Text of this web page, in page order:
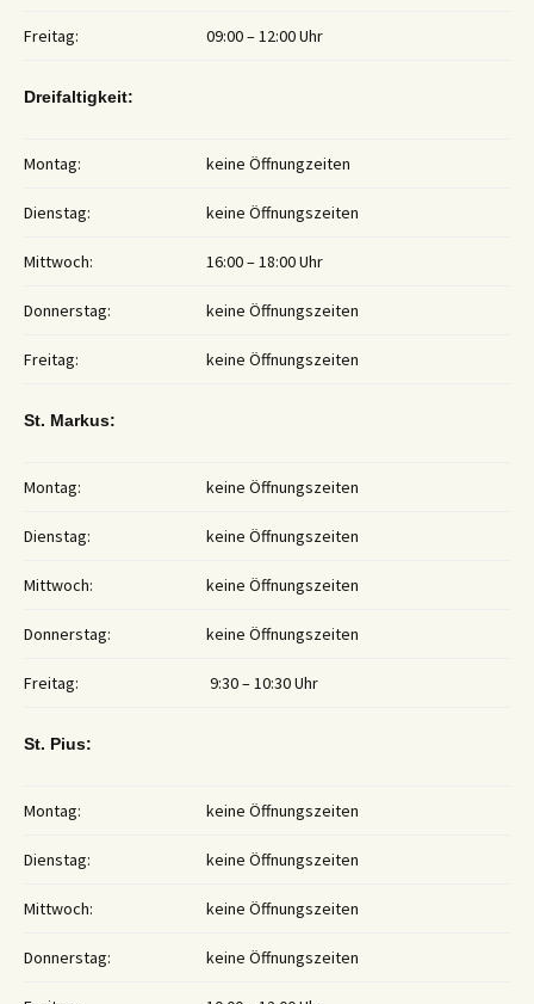
Freitag: 09:00 – 12:00 Uhr
Dreifaltigkeit:
Montag: keine Öffnungzeiten
Dienstag: keine Öffnungszeiten
Mittwoch: 16:00 – 18:00 Uhr
Donnerstag: keine Öffnungszeiten
Freitag: keine Öffnungszeiten
St. Markus:
Montag: keine Öffnungszeiten
Dienstag: keine Öffnungszeiten
Mittwoch: keine Öffnungszeiten
Donnerstag: keine Öffnungszeiten
Freitag: 9:30 – 10:30 Uhr
St. Pius:
Montag: keine Öffnungszeiten
Dienstag: keine Öffnungszeiten
Mittwoch: keine Öffnungszeiten
Donnerstag: keine Öffnungszeiten